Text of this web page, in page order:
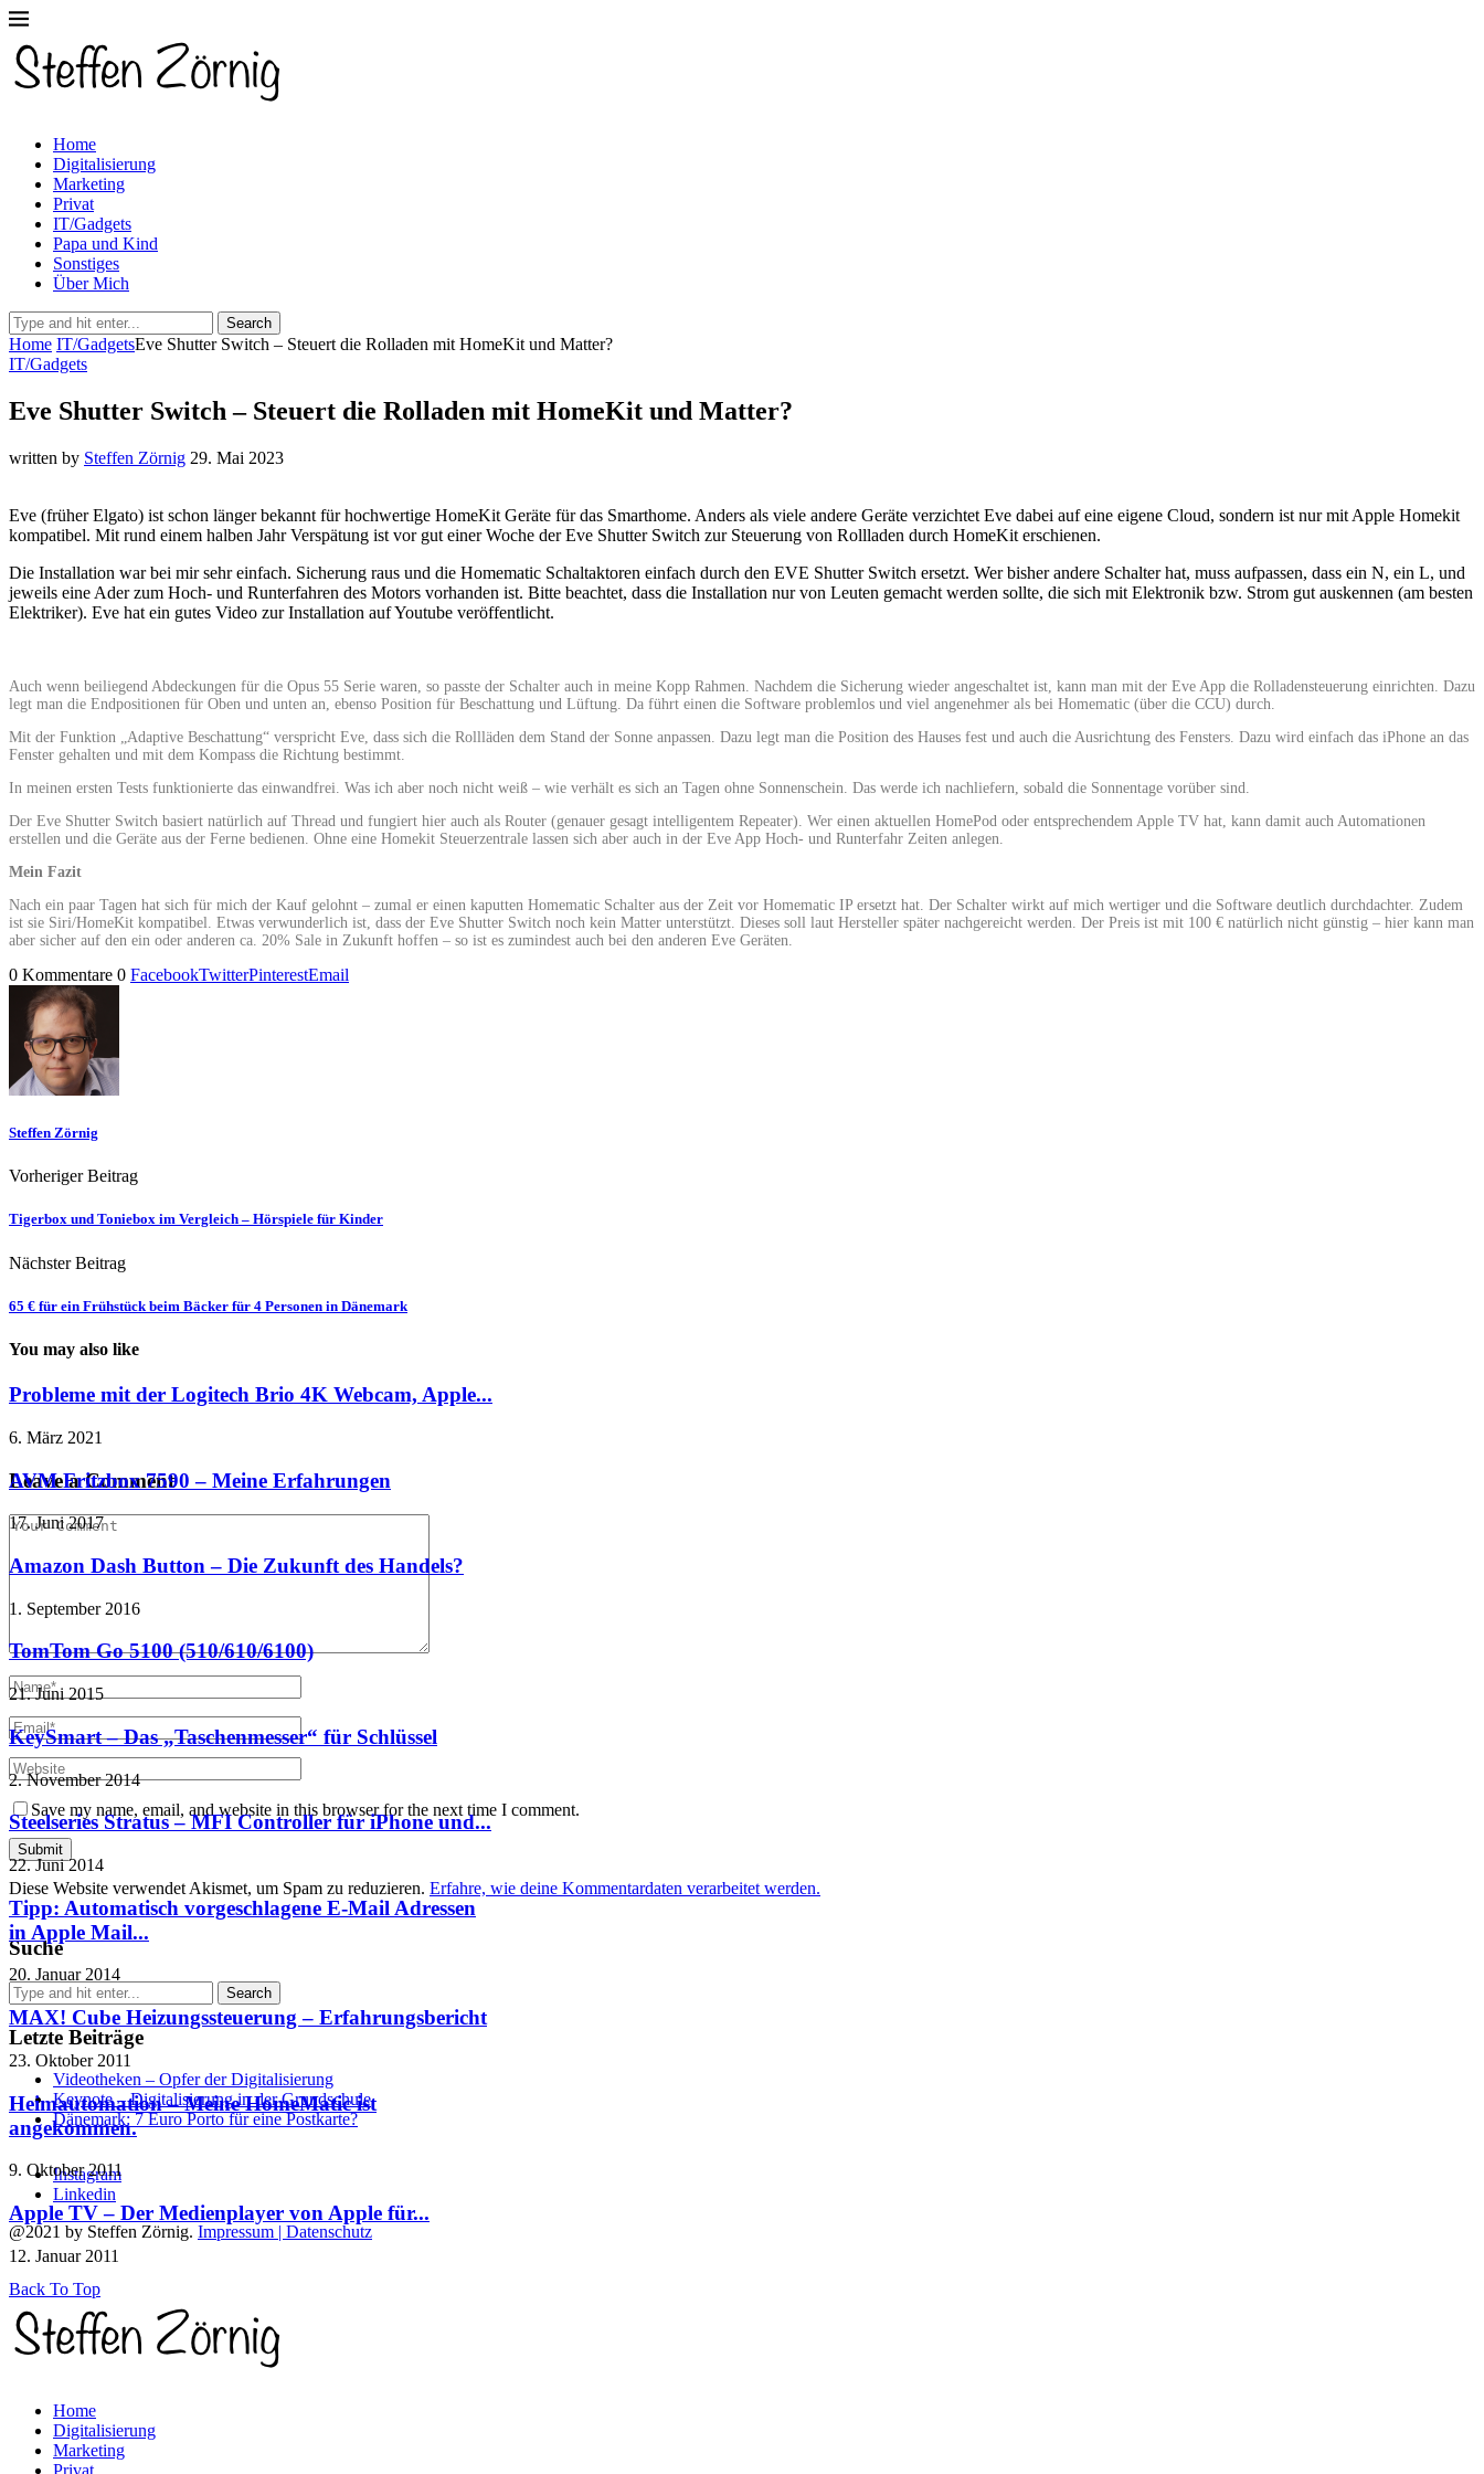
Home
Digitalisierung
Marketing
Privat
IT/Gadgets
Papa und Kind
Sonstiges
Über Mich
Search
Home IT/GadgetsEve Shutter Switch – Steuert die Rolladen mit HomeKit und Matter?
IT/Gadgets
Eve Shutter Switch – Steuert die Rolladen mit HomeKit und Matter?
written by Steffen Zörnig 29. Mai 2023
Eve (früher Elgato) ist schon länger bekannt für hochwertige HomeKit Geräte für das Smarthome. Anders als viele andere Geräte verzichtet Eve dabei auf eine eigene Cloud, sondern ist nur mit Apple Homekit
kompatibel. Mit rund einem halben Jahr Verspätung ist vor gut einer Woche der Eve Shutter Switch zur Steuerung von Rollladen durch HomeKit erschienen.
Die Installation war bei mir sehr einfach. Sicherung raus und die Homematic Schaltaktoren einfach durch den EVE Shutter Switch ersetzt. Wer bisher andere Schalter hat, muss aufpassen, dass ein N, ein L, und
jeweils eine Ader zum Hoch- und Runterfahren des Motors vorhanden ist. Bitte beachtet, dass die Installation nur von Leuten gemacht werden sollte, die sich mit Elektronik bzw. Strom gut auskennen (am besten
Elektriker). Eve hat ein gutes Video zur Installation auf Youtube veröffentlicht.
Auch wenn beiliegend Abdeckungen für die Opus 55 Serie waren, so passte der Schalter auch in meine Kopp Rahmen. Nachdem die Sicherung wieder angeschaltet ist, kann man mit der Eve App die Rolladensteuerung einrichten. Dazu
legt man die Endpositionen für Oben und unten an, ebenso Position für Beschattung und Lüftung. Da führt einen die Software problemlos und viel angenehmer als bei Homematic (über die CCU) durch.
Mit der Funktion „Adaptive Beschattung“ verspricht Eve, dass sich die Rollläden dem Stand der Sonne anpassen. Dazu legt man die Position des Hauses fest und auch die Ausrichtung des Fensters. Dazu wird einfach das iPhone an das
Fenster gehalten und mit dem Kompass die Richtung bestimmt.
In meinen ersten Tests funktionierte das einwandfrei. Was ich aber noch nicht weiß – wie verhält es sich an Tagen ohne Sonnenschein. Das werde ich nachliefern, sobald die Sonnentage vorüber sind.
Der Eve Shutter Switch basiert natürlich auf Thread und fungiert hier auch als Router (genauer gesagt intelligentem Repeater). Wer einen aktuellen HomePod oder entsprechendem Apple TV hat, kann damit auch Automationen
erstellen und die Geräte aus der Ferne bedienen. Ohne eine Homekit Steuerzentrale lassen sich aber auch in der Eve App Hoch- und Runterfahr Zeiten anlegen.
Mein Fazit
Nach ein paar Tagen hat sich für mich der Kauf gelohnt – zumal er einen kaputten Homematic Schalter aus der Zeit vor Homematic IP ersetzt hat. Der Schalter wirkt auf mich wertiger und die Software deutlich durchdachter. Zudem
ist sie Siri/HomeKit kompatibel. Etwas verwunderlich ist, dass der Eve Shutter Switch noch kein Matter unterstützt. Dieses soll laut Hersteller später nachgereicht werden. Der Preis ist mit 100 € natürlich nicht günstig – hier kann man
aber sicher auf den ein oder anderen ca. 20% Sale in Zukunft hoffen – so ist es zumindest auch bei den anderen Eve Geräten.
0 Kommentare 0 FacebookTwitterPinterestEmail
Steffen Zörnig
Vorheriger Beitrag
Tigerbox und Toniebox im Vergleich – Hörspiele für Kinder
Nächster Beitrag
65 € für ein Frühstück beim Bäcker für 4 Personen in Dänemark
You may also like
Probleme mit der Logitech Brio 4K Webcam, Apple...
6. März 2021
AVM Fritzbox 7590 – Meine Erfahrungen
17. Juni 2017
Amazon Dash Button – Die Zukunft des Handels?
1. September 2016
TomTom Go 5100 (510/610/6100)
21. Juni 2015
KeySmart – Das „Taschenmesser“ für Schlüssel
2. November 2014
Steelseries Stratus – MFI Controller für iPhone und...
22. Juni 2014
Tipp: Automatisch vorgeschlagene E-Mail Adressen
in Apple Mail...
20. Januar 2014
MAX! Cube Heizungssteuerung – Erfahrungsbericht
23. Oktober 2011
Heimautomation – Meine HomeMatic ist
angekommen.
9. Oktober 2011
Apple TV – Der Medienplayer von Apple für...
12. Januar 2011
Leave a Comment
Save my name, email, and website in this browser for the next time I comment.
Diese Website verwendet Akismet, um Spam zu reduzieren. Erfahre, wie deine Kommentardaten verarbeitet werden.
Suche
Letzte Beiträge
Videotheken – Opfer der Digitalisierung
Keynote – Digitalisierung in der Grundschule
Dänemark: 7 Euro Porto für eine Postkarte?
Instagram
Linkedin
@2021 by Steffen Zörnig. Impressum | Datenschutz
Back To Top
Home
Digitalisierung
Marketing